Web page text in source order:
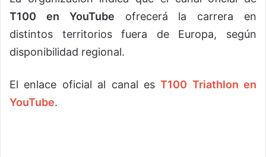
T100 en YouTube ofrecerá la carrera en
distintos territorios fuera de Europa, según
disponibilidad regional.
El enlace oficial al canal esT100 Triathlon en
YouTube.